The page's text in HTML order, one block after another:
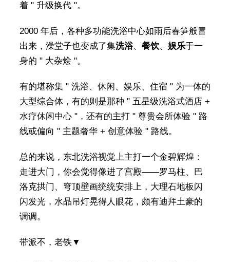
着 " 升级换代 "。
2000 年后，各种多功能洗浴中心如雨后春笋般冒
出来，澡堂子也变成了集洗浴、 餐饮、 娱乐于一
身的 " 大杂烩 "。
有的堪称集 " 洗浴、休闲、娱乐、住宿 " 为一体的
大型综合体，有的则是那种 " 五星级洗浴式酒店 +
水疗休闲中心 "，还有的主打 " 尊贵会所体验 " 路
线或偏向 " 主题奢华 + 创意体验 " 路线。
总的来说，东北洗浴视觉上主打一个金碧辉煌：
走进大门，你会觉得像进了宫殿——罗马柱、巴
洛克拱门、穹顶壁画统统安排上，大理石地板闪
闪发光，水晶吊灯晃得人眼花，颇有迪拜土豪的
调调。
带派不，老铁▼